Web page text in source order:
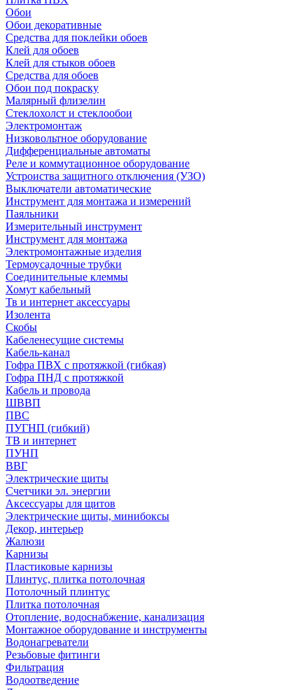
Обои
Обои декоративные
Средства для поклейки обоев
Клей для обоев
Клей для стыков обоев
Средства для обоев
Обои под покраску
Малярный флизелин
Стеклохолст и стеклообои
Электромонтаж
Низковольтное оборудование
Дифференциальные автоматы
Реле и коммутационное оборудование
Устроиства защитного отключения (УЗО)
Выключатели автоматические
Инструмент для монтажа и измерений
Паяльники
Измерительный инструмент
Инструмент для монтажа
Электромонтажные изделия
Термоусадочные трубки
Соединительные клеммы
Хомут кабельный
Тв и интернет аксессуары
Изолента
Скобы
Кабеленесущие системы
Кабель-канал
Гофра ПВХ с протяжкой (гибкая)
Гофра ПНД с протяжкой
Кабель и провода
ШВВП
ПВС
ПУГНП (гибкий)
ТВ и интернет
ПУНП
ВВГ
Электрические щиты
Счетчики эл. энергии
Аксессуары для щитов
Электрические щиты, минибоксы
Декор, интерьер
Жалюзи
Карнизы
Пластиковые карнизы
Плинтус, плитка потолочная
Потолочный плинтус
Плитка потолочная
Отопление, водоснабжение, канализация
Монтажное оборудование и инструменты
Водонагреватели
Резьбовые фитинги
Фильтрация
Водоотведение